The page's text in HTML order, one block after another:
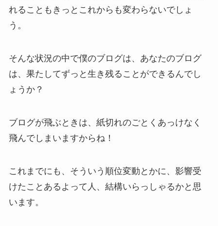
れることもきっとこれからも変わらないでしょ
う。
そんな状況の中で僕のブログは、あなたのブログ
は、果たしてずっと生き残ることができるんでし
ょうか？
ブログが飛ぶときは、紙切れのごとくあっけなく
飛んでしまいますからね！
これまでにも、そういう順位変動とかに、影響受
けたことあるよって人、結構いらっしゃるかと思
います。